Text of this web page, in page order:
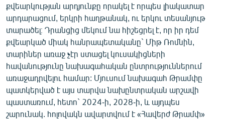
քվեարկության արդյունքը որակել է որպես լիակատար
արդարացում, երկրի հաղթանակ, ու երկու տեսանյութ
տարածել։ Դրանցից մեկում նա հիշեցրել է, որ իր դեմ
քվեարկած միակ հանրապետականը` Միթ Ռոմնին,
տարիներ առաջ չէր ստացել կուսակիցների
հավանությունը նախագահական ընտրություններում
առաջադրվելու համար: Մյուսում նախագահ Թրամփը
պատկերված է այս տարվա նախընտրական արշավի
պաստառում, հետո` 2024-ի, 2028-ի, և այդպես
շարունակ. հոլովակն ավարտվում է «Հավերժ Թրամփ»